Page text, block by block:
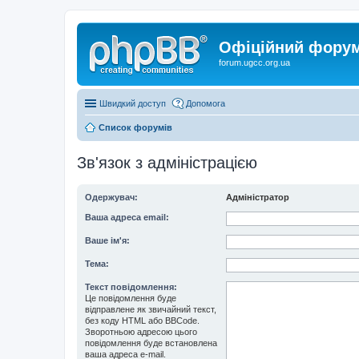
Офіційний форум
forum.ugcc.org.ua
Швидкий доступ Допомога
Список форумів
Зв'язок з адміністрацією
Одержувач: Адміністратор
Ваша адреса email:
Ваше ім'я:
Тема:
Текст повідомлення:
Це повідомлення буде
відправлене як звичайний текст,
без коду HTML або BBCode.
Зворотньою адресою цього
повідомлення буде встановлена
ваша адреса e-mail.